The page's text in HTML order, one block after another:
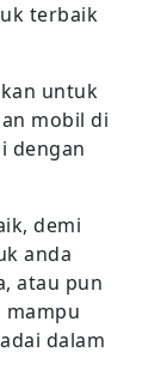
terbaik
untuk
mobil di
dengan
demi
anda
atau pun
mampu
dalam